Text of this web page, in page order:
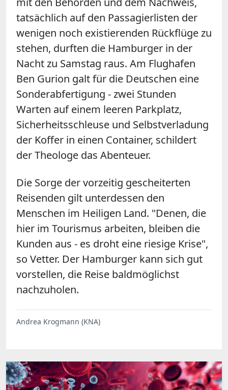
tatsächlich auf den Passagierlisten der
wenigen noch existierenden Rückflüge zu
stehen, durften die Hamburger in der
Nacht zu Samstag raus. Am Flughafen
Ben Gurion galt für die Deutschen eine
Sonderabfertigung - zwei Stunden
Warten auf einem leeren Parkplatz,
Sicherheitsschleuse und Selbstverladung
der Koffer in einen Container, schildert
der Theologe das Abenteuer.
Die Sorge der vorzeitig gescheiterten
Reisenden gilt unterdessen den
Menschen im Heiligen Land. "Denen, die
hier im Tourismus arbeiten, bleiben die
Kunden aus - es droht eine riesige Krise",
so Vetter. Der Hamburger kann sich gut
vorstellen, die Reise baldmöglichst
nachzuholen.
Andrea Krogmann (KNA)